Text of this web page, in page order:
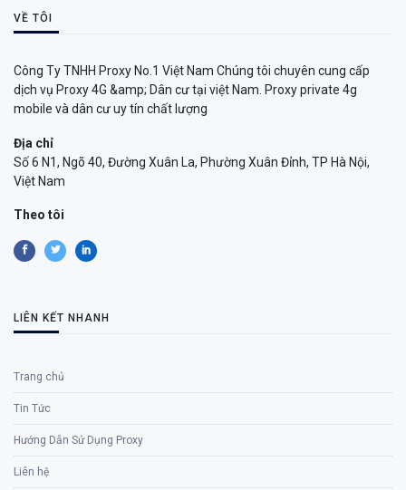
VỀ TÔI
Công Ty TNHH Proxy No.1 Việt Nam Chúng tôi chuyên cung cấp
dịch vụ Proxy 4G &amp; Dân cư tại việt Nam. Proxy private 4g
mobile và dân cư uy tín chất lượng
Địa chỉ
Số 6 N1, Ngõ 40, Đường Xuân La, Phường Xuân Đỉnh, TP Hà Nội,
Việt Nam
Theo tôi
LIÊN KẾT NHANH
Trang chủ
Tin Tức
Hướng Dẫn Sử Dụng Proxy
Liên hệ